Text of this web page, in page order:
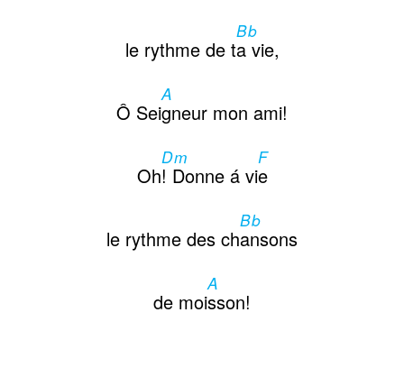
le rythme de t
Bb
a vie,
Ô Sei
A
gneur mon ami!
Oh
Dm
! Donne á vi
F
e
le rythme des ch
Bb
ansons
de moi
A
sson!